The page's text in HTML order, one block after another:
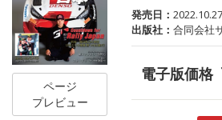
ページ
プレビュー
発売日：2022.10.27
出版社：合同会社
電子版価格